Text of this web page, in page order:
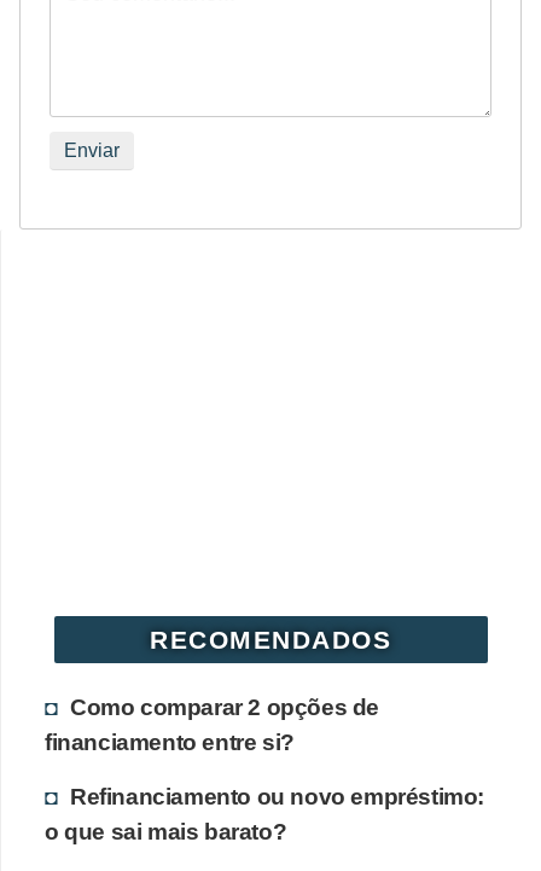
RECOMENDADOS
Como comparar 2 opções de
financiamento entre si?
Refinanciamento ou novo empréstimo:
o que sai mais barato?